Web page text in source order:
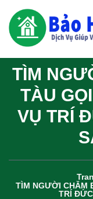
TÌM
TÀU
VỤ TRÍ
TÌM NGƯỜI CHĂM
TRÍ